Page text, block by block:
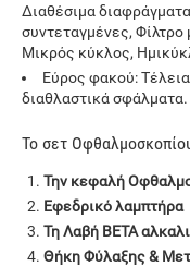
Διαθέσιμα
συντεταγμένες,
Μικρός κύκλος,
Εύρος φακού:
διαθλαστικά σφάλματα.
Το σετ
Την κεφαλή
Εφεδρικό λαμπτήρα
Τη Λαβή BΕΤΑ
Θήκη Φύλαξης &